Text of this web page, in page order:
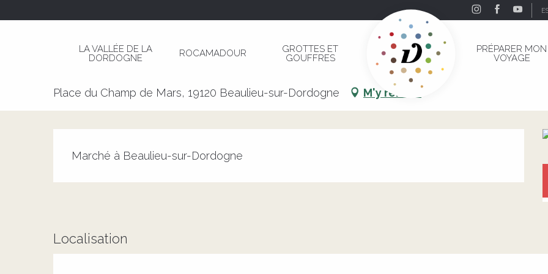
LA VALLÉE DE LA
DORDOGNE
ROCAMADOUR
GROTTES ET
GOUFFRES
PRÉPARER MON
VOYAGE
Marché à Beaulieu-sur-Dordogne
Place du Champ de Mars, 19120 Beaulieu-sur-Dordogne M'y rendre
Marché à Beaulieu-sur-Dordogne
Localisation